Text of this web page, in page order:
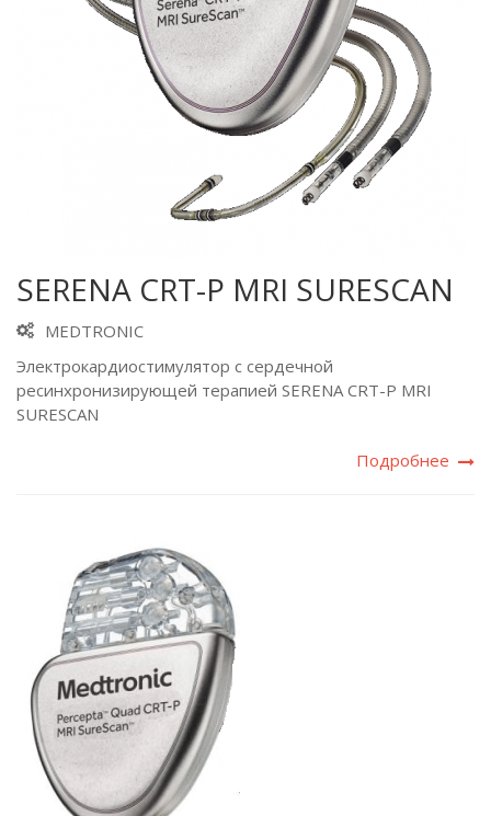
SERENA CRT-P MRI SURESCAN
MEDTRONIC
Электрокардиостимулятор с сердечной
ресинхронизирующей терапией SERENA CRT-P MRI
SURESCAN
Подробнее